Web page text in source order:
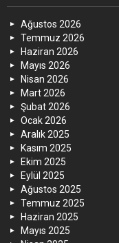
Ağustos 2026
Temmuz 2026
Haziran 2026
Mayıs 2026
Nisan 2026
Mart 2026
Şubat 2026
Ocak 2026
Aralık 2025
Kasım 2025
Ekim 2025
Eylül 2025
Ağustos 2025
Temmuz 2025
Haziran 2025
Mayıs 2025